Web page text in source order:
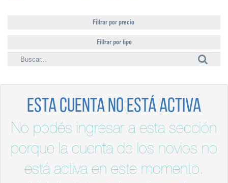
Filtrar por precio
Filtrar por tipo
Esta cuenta no está activa
No podés ingresar a esta sección
porque la cuenta de los novios no
está activa en este momento.